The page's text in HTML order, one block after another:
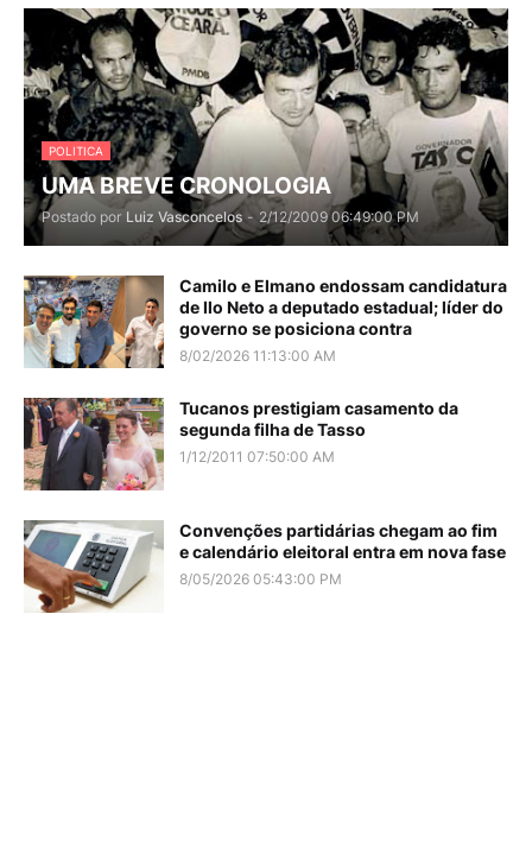
POLITICA
UMA BREVE CRONOLOGIA
Postado por Luiz Vasconcelos - 2/12/2009 06:49:00 PM
Camilo e Elmano endossam candidatura
de Ilo Neto a deputado estadual; líder do
governo se posiciona contra
8/02/2026 11:13:00 AM
Tucanos prestigiam casamento da
segunda filha de Tasso
1/12/2011 07:50:00 AM
Convenções partidárias chegam ao fim
e calendário eleitoral entra em nova fase
8/05/2026 05:43:00 PM